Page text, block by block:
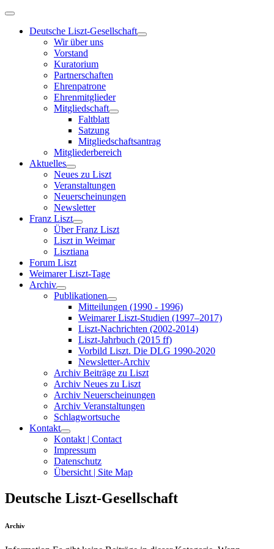
Deutsche Liszt-Gesellschaft
Wir über uns
Vorstand
Kuratorium
Partnerschaften
Ehrenpatrone
Ehrenmitglieder
Mitgliedschaft
Faltblatt
Satzung
Mitgliedschaftsantrag
Mitgliederbereich
Aktuelles
Neues zu Liszt
Veranstaltungen
Neuerscheinungen
Newsletter
Franz Liszt
Über Franz Liszt
Liszt in Weimar
Lisztiana
Forum Liszt
Weimarer Liszt-Tage
Archiv
Publikationen
Mitteilungen (1990 - 1996)
Weimarer Liszt-Studien (1997–2017)
Liszt-Nachrichten (2002-2014)
Liszt-Jahrbuch (2015 ff)
Vorbild Liszt. Die DLG 1990-2020
Newsletter-Archiv
Archiv Beiträge zu Liszt
Archiv Neues zu Liszt
Archiv Neuerscheinungen
Archiv Veranstaltungen
Schlagwortsuche
Kontakt
Kontakt | Contact
Impressum
Datenschutz
Übersicht | Site Map
Deutsche Liszt-Gesellschaft
Archiv